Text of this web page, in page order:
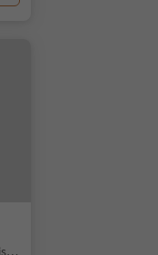
Ortisei/Urtijëi/St. Ulrich/Urtijëi, Urtijëi/Ortisei, Dolomites Region Val Gardena